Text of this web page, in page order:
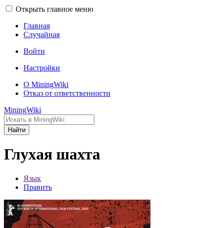
Открыть главное меню
Главная
Случайная
Войти
Настройки
О MiningWiki
Отказ от ответственности
MiningWiki
Найти
Глухая шахта
Язык
Править